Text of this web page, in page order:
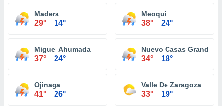
Madera
29° 14°
Meoqui
38° 24°
Miguel Ahumada
37° 24°
Nuevo Casas Grandes
34° 18°
Ojinaga
41° 26°
Valle De Zaragoza
33° 19°